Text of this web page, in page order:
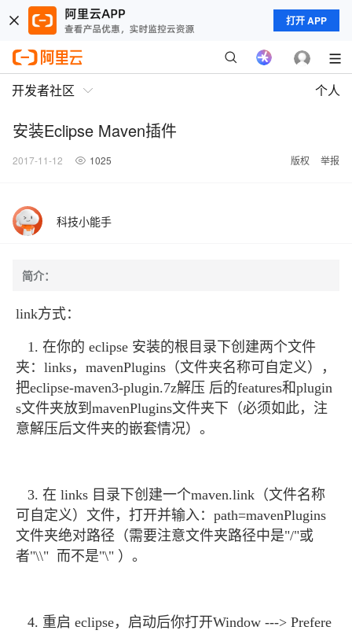
打开 APP
开发者社区 个人
安装Eclipse Maven插件
2017-11-12 1025 版权 举报
科技小能手
简介：
link方式：
1. 在你的 eclipse 安装的根目录下创建两个文件
夹：links，mavenPlugins（文件夹名称可自定义），
把eclipse-maven3-plugin.7z解压 后的features和plugin
s文件夹放到mavenPlugins文件夹下（必须如此，注
意解压后文件夹的嵌套情况）。
3. 在 links 目录下创建一个maven.link（文件名称
可自定义）文件，打开并输入：path=mavenPlugins
文件夹绝对路径（需要注意文件夹路径中是"/"或
者"\\" 而不是"\" ）。
4. 重启 eclipse，启动后你打开Window ---> Prefere